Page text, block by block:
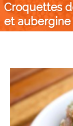
Croquettes
et aubergine